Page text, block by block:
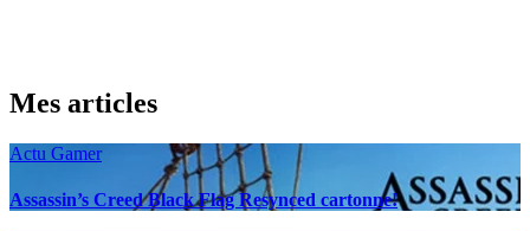
Mes articles
Actu Gamer
Assassin’s Creed Black Flag Resynced cartonne!